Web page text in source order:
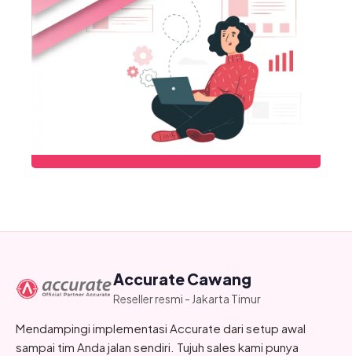
Accurate Cawang
Reseller resmi - Jakarta Timur
Mendampingi implementasi Accurate dari setup awal
sampai tim Anda jalan sendiri. Tujuh sales kami punya